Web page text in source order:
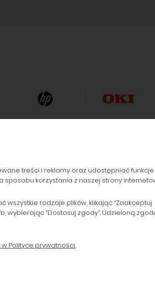
treści i reklamy oraz udostępniać funkcje
sposobu korzystania z naszej strony
rodzaje plików, klikając “Zaakceptuj
wybierając “Dostosuj zgody”. Udzieloną
Polityce prywatności.